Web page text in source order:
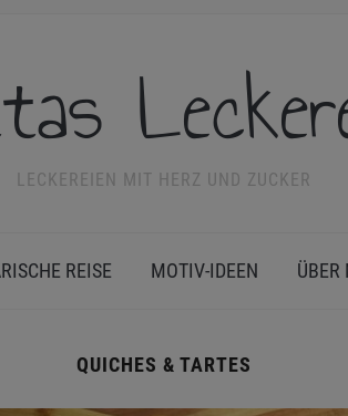
LECKEREIEN MIT HERZ UND ZUCKER
REISE MOTIV-IDEEN ÜBER
QUICHES & TARTES